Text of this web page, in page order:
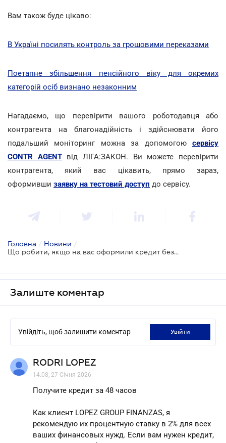
Вам також буде цікаво:
В Україні посилять контроль за грошовими переказами
Поетапне збільшення пенсійного віку для окремих
категорій осіб визнано незаконним
Нагадаємо, що перевірити вашого роботодавця або
контрагента на благонадійність і здійснювати його
подальший моніторинг можна за допомогою сервісу
CONTR AGENTвід ЛІГА:ЗАКОН. Ви можете перевірити
контрагента, який вас цікавить, прямо зараз,
оформивши заявку на тестовий доступ до сервісу.
Головна / Новини /
Що робити, якщо на вас оформили кредит без вашої згоди
Залиште коментар
Увійдіть, щоб залишити коментар увійти
RODRI LOPEZ
14.08, 27 Січня 2026
Получите кредит за 48 часов
Как клиент LOPEZ GROUP FINANZAS, я
рекомендую их процентную ставку в 2% для всех
ваших финансовых нужд. Если вам нужен кредит,